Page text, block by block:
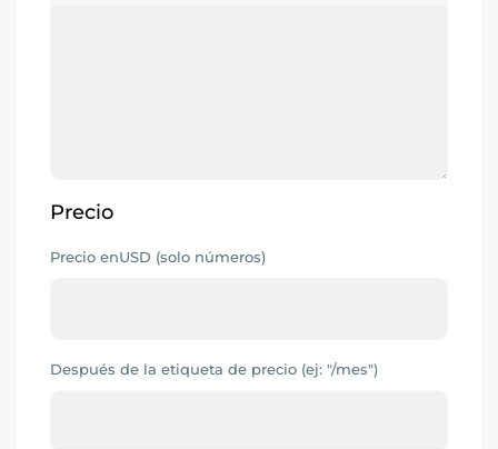
Precio
Precio enUSD (solo números)
Después de la etiqueta de precio (ej: "/mes")